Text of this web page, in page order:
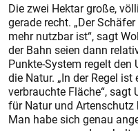
Die zwei Hektar große,
gerade recht. „Der
mehr nutzbar ist“, sagt
der Bahn seien dann
Punkte-System regelt
die Natur. „In der Regel
verbrauchte Fläche“, sagt
für Natur und Artenschutz
Man habe sich genau